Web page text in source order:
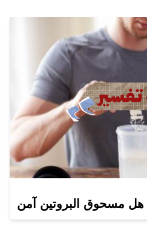
هل مسحوق البروتين آمن